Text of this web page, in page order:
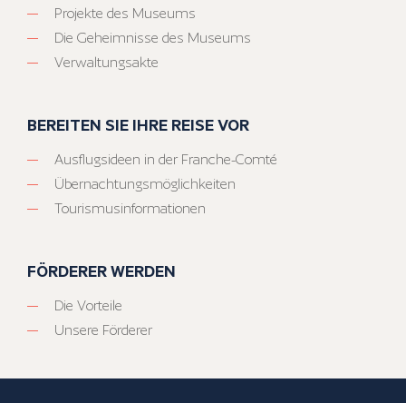
Projekte des Museums
Die Geheimnisse des Museums
Verwaltungsakte
BEREITEN SIE IHRE REISE VOR
Ausflugsideen in der Franche-Comté
Übernachtungsmöglichkeiten
Tourismusinformationen
FÖRDERER WERDEN
Die Vorteile
Unsere Förderer